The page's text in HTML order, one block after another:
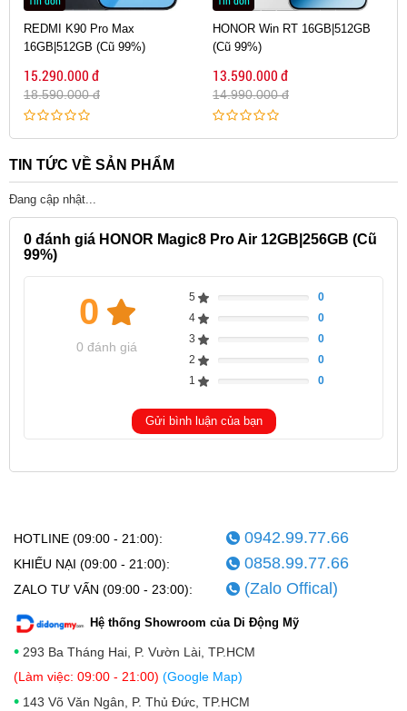
REDMI K90 Pro Max
16GB|512GB (Cũ 99%)
15.290.000 đ
18.590.000 đ
HONOR Win RT 16GB|512GB
(Cũ 99%)
13.590.000 đ
14.990.000 đ
TIN TỨC VỀ SẢN PHẨM
Đang cập nhật...
0 đánh giá HONOR Magic8 Pro Air 12GB|256GB (Cũ
99%)
0
0 đánh giá
5
0
4
0
3
0
2
0
1
0
Gửi bình luận của bạn
HOTLINE (09:00 - 21:00): 0942.99.77.66
KHIẾU NẠI (09:00 - 21:00): 0858.99.77.66
ZALO TƯ VẤN (09:00 - 23:00): (Zalo Offical)
Hệ thống Showroom của Di Động Mỹ
• 293 Ba Tháng Hai, P. Vườn Lài, TP.HCM
(Làm việc: 09:00 - 21:00) (Google Map)
• 143 Võ Văn Ngân, P. Thủ Đức, TP.HCM